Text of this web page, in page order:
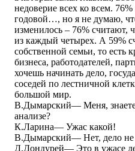
недоверие всех ко всем.
годовой…, но я не думаю,
изменилось – 76% считают,
из каждый четырех. А 59%
собственной семьи, то есть
бизнеса, работодателей,
хочешь начинать дело,
соседей по лестничной
большой мир.
В.Дымарский― Меня,
анализе?
К.Ларина― Ужас какой!
В.Дымарский― Нет, дело
Д.Дондурей― Это в ужасе